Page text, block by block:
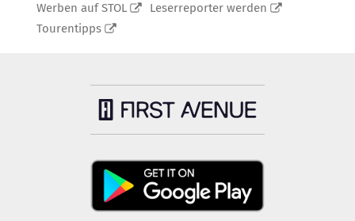
Werben auf STOL
Leserreporter werden
Tourentipps